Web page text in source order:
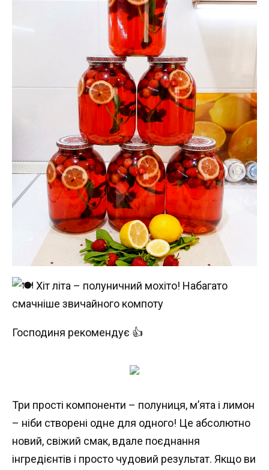
Господиня рекомендує 👍
Три прості компоненти – полуниця, м’ята і лимон
– ніби створені одне для одного! Це абсолютно
новий, свіжий смак, вдале поєднання
інгредієнтів і просто чудовий результат. Якщо ви